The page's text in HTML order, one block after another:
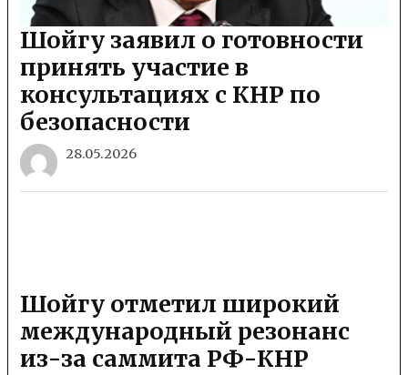
Шойгу заявил о готовности
принять участие в
консультациях с КНР по
безопасности
28.05.2026
Шойгу отметил широкий
международный резонанс
из-за саммита РФ-КНР